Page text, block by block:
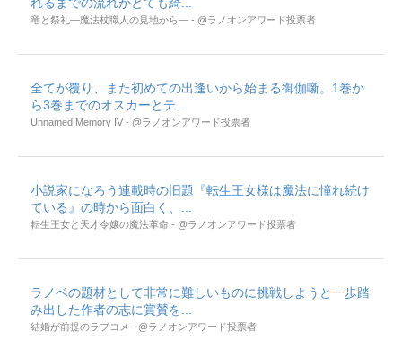
れるまでの流れがとても綺...
竜と祭礼―魔法杖職人の見地から― - @ラノオンアワード投票者
全てが覆り、また初めての出逢いから始まる御伽噺。1巻か
ら3巻までのオスカーとテ...
Unnamed Memory IV - @ラノオンアワード投票者
小説家になろう連載時の旧題『転生王女様は魔法に憧れ続け
ている』の時から面白く、...
転生王女と天才令嬢の魔法革命 - @ラノオンアワード投票者
ラノベの題材として非常に難しいものに挑戦しようと一歩踏
み出した作者の志に賞賛を...
結婚が前提のラブコメ - @ラノオンアワード投票者